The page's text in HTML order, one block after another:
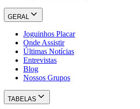
GERAL
Joguinhos Placar
Onde Assistir
Últimas Notícias
Entrevistas
Blog
Nossos Grupos
TABELAS